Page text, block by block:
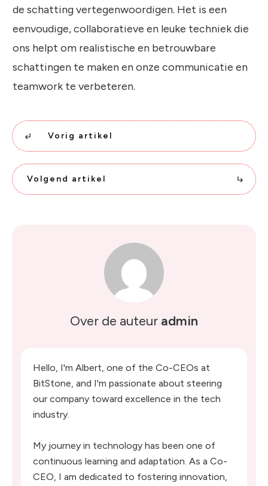
de schatting vertegenwoordigen. Het is een
eenvoudige, collaboratieve en leuke techniek die
ons helpt om realistische en betrouwbare
schattingen te maken en onze communicatie en
teamwork te verbeteren.
Vorig artikel
Volgend artikel
Over de auteur admin
Hello, I'm Albert, one of the Co-CEOs at
BitStone, and I'm passionate about steering
our company toward excellence in the tech
industry.
My journey in technology has been one of
continuous learning and adaptation. As a Co-
CEO, I am dedicated to fostering innovation,